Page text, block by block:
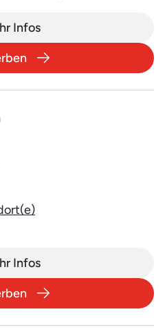
Infos
Infos